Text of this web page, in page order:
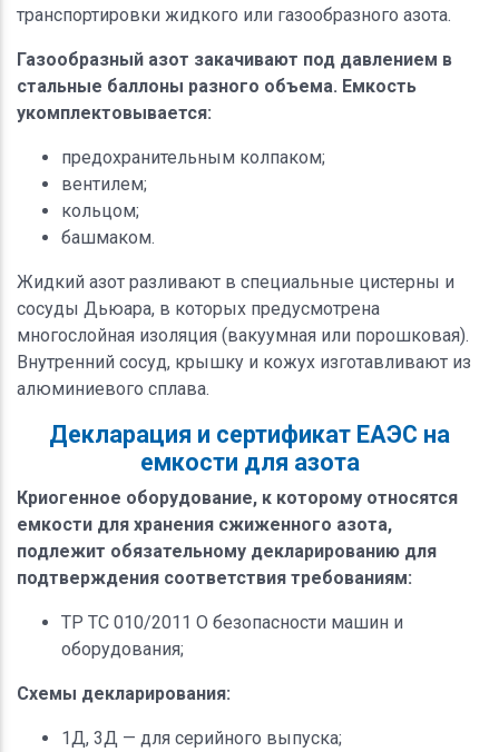
транспортировки жидкого или газообразного азота.
Газообразный азот закачивают под давлением в
стальные баллоны разного объема. Емкость
укомплектовывается:
предохранительным колпаком;
вентилем;
кольцом;
башмаком.
Жидкий азот разливают в специальные цистерны и
сосуды Дьюара, в которых предусмотрена
многослойная изоляция (вакуумная или порошковая).
Внутренний сосуд, крышку и кожух изготавливают из
алюминиевого сплава.
Декларация и сертификат ЕАЭС на
емкости для азота
Криогенное оборудование, к которому относятся
емкости для хранения сжиженного азота,
подлежит обязательному декларированию для
подтверждения соответствия требованиям:
ТР ТС 010/2011 О безопасности машин и
оборудования;
Схемы декларирования:
1Д, 3Д — для серийного выпуска;